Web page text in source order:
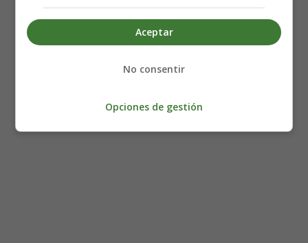
para hacer la impresión de la manita o piecito de tu bebé.
Luego, añade las fotos y voilà, ¡tendrás un tesoro hecho
obtener tu Kit de Recuerdo del Bebé ahora mismo. 💖👶
Aceptar
No consentir
Opciones de gestión